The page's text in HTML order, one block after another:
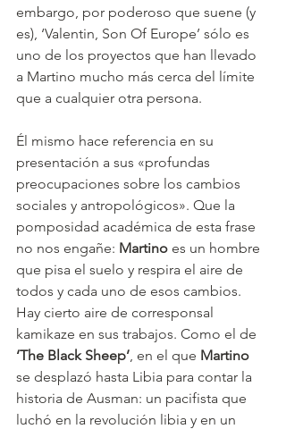
embargo, por poderoso que suene (y
es), ‘Valentin, Son Of Europe’ sólo es
uno de los proyectos que han llevado
a Martino mucho más cerca del límite
que a cualquier otra persona.
Él mismo hace referencia en su
presentación a sus «profundas
preocupaciones sobre los cambios
sociales y antropológicos». Que la
pomposidad académica de esta frase
no nos engañe: Martino es un hombre
que pisa el suelo y respira el aire de
todos y cada uno de esos cambios.
Hay cierto aire de corresponsal
kamikaze en sus trabajos. Como el de
‘The Black Sheep’ , en el que Martino
se desplazó hasta Libia para contar la
historia de Ausman: un pacifista que
luchó en la revolución libia y en un